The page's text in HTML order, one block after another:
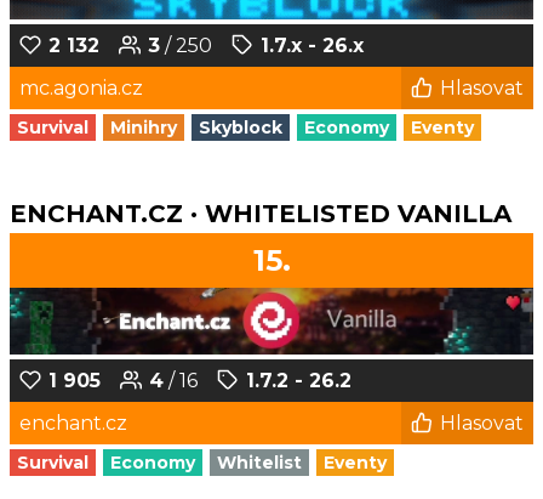
2 132 3 / 250
1.7.x - 26.x
mc.agonia.cz
Hlasovat
Survival Minihry Skyblock Economy Eventy
ENCHANT.CZ · WHITELISTED VANILLA
15.
1 905 4 / 16
1.7.2 - 26.2
enchant.cz
Hlasovat
Survival Economy Whitelist Eventy